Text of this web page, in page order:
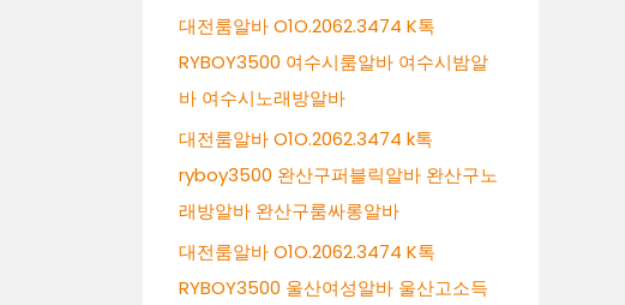
대전룸알바 O1O.2062.3474 K톡
RYBOY3500 여수시룸알바 여수시밤알
바 여수시노래방알바
대전룸알바 O1O.2062.3474 k톡
ryboy3500 완산구퍼블릭알바 완산구노
래방알바 완산구룸싸롱알바
대전룸알바 O1O.2062.3474 K톡
RYBOY3500 울산여성알바 울산고소득